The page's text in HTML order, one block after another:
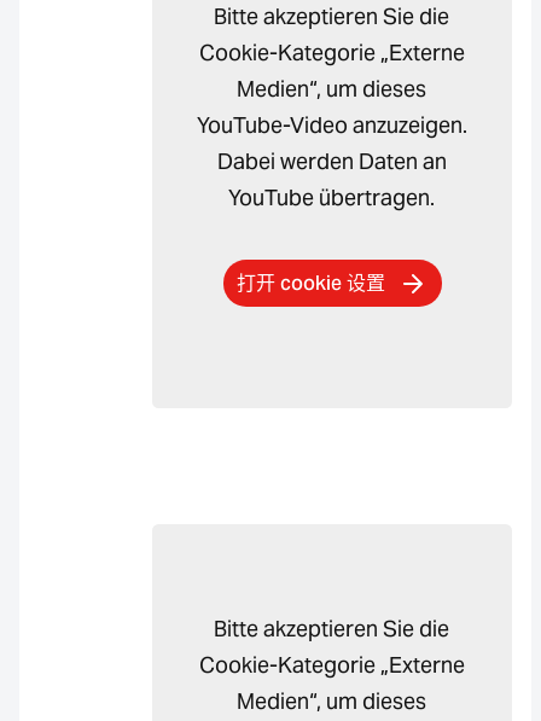
Bitte akzeptieren Sie die
Cookie-Kategorie „Externe
Medien“, um dieses
YouTube-Video anzuzeigen.
Dabei werden Daten an
YouTube übertragen.
打开 cookie 设置
Bitte akzeptieren Sie die
Cookie-Kategorie „Externe
Medien“, um dieses